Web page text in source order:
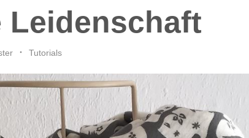
Leidenschaft
Tutorials